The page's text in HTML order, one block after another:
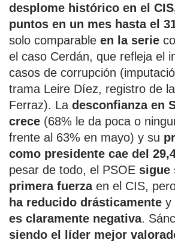
desplome histórico en el
puntos en un mes hasta el
solo comparable en la serie
el caso Cerdán, que refleja el
casos de corrupción
trama Leire Díez, registro de
Ferraz). La desconfianza en
crece (68% le da poca o
frente al 63% en mayo) y su
como presidente cae del
pesar de todo, el PSOE sigue
primera fuerzaen el CIS,
ha reducido drásticamente y
es claramente negativa.
siendo el líder mejor